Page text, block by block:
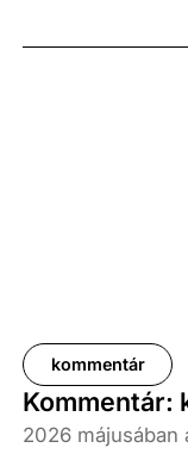
kommentár
Kommentár:
2026 májusában